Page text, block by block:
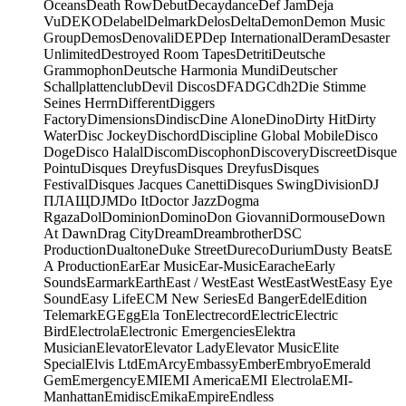
OceansDeath RowDebutDecaydanceDef JamDeja
VuDEKODelabelDelmarkDelosDeltaDemonDemon Music
GroupDemosDenovaliDEPDep InternationalDeramDesaster
UnlimitedDestroyed Room TapesDetritiDeutsche
GrammophonDeutsche Harmonia MundiDeutscher
SchallplattenclubDevil DiscosDFADGCdh2Die Stimme
Seines HerrnDifferentDiggers
FactoryDimensionsDindiscDine AloneDinoDirty HitDirty
WaterDisc JockeyDischordDiscipline Global MobileDisco
DogeDisco HalalDiscomDiscophonDiscoveryDiscreetDisque
PointuDisques DreyfusDisques DreyfusDisques
FestivalDisques Jacques CanettiDisques SwingDivisionDJ
ПЛАЩDJMDo ItDoctor JazzDogma
RgazaDolDominionDominoDon GiovanniDormouseDown
At DawnDrag CityDreamDreambrotherDSC
ProductionDualtoneDuke StreetDurecoDuriumDusty BeatsE
A ProductionEarEar MusicEar-MusicEaracheEarly
SoundsEarmarkEarthEast / WestEast WestEastWestEasy Eye
SoundEasy LifeECM New SeriesEd BangerEdelEdition
TelemarkEGEggEla TonElectrecordElectricElectric
BirdElectrolaElectronic EmergenciesElektra
MusicianElevatorElevator LadyElevator MusicElite
SpecialElvis LtdEmArcyEmbassyEmberEmbryoEmerald
GemEmergencyEMIEMI AmericaEMI ElectrolaEMI-
ManhattanEmidiscEmikaEmpireEndless